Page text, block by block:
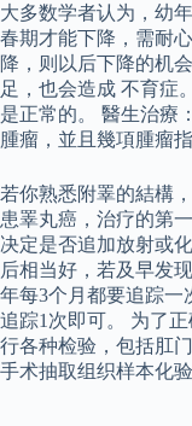
大多数学者认为，幼
春期才能下降，需耐
降，则以后下降的机
足，也会造成 不育症
是正常的。 醫生治療
腫瘤，並且幾項腫瘤
若你熟悉附睪的結構
患睪丸癌，治疗的第
决定是否追加放射或
后相当好，若及早发
年每3个月都要追踪一
追踪1次即可。 为了
行各种检验，包括肛
手术抽取组织样本化验